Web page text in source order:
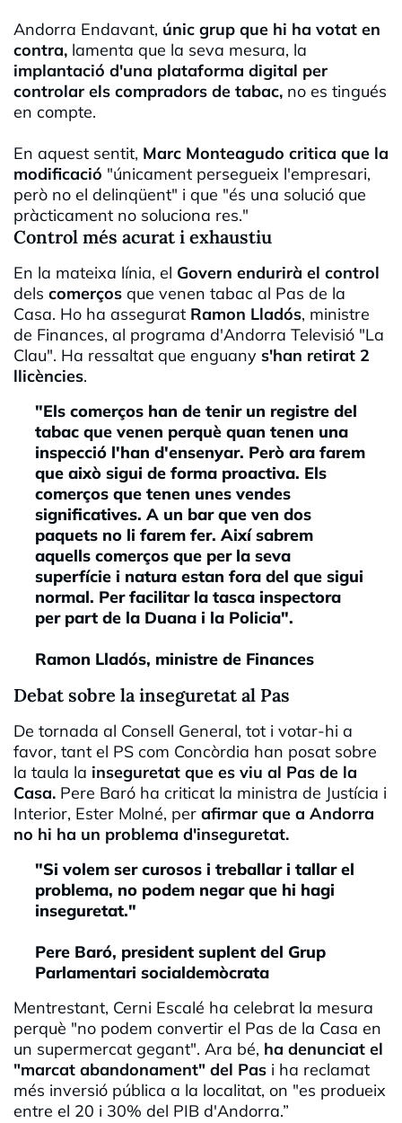
Andorra Endavant, únic grup que hi ha votat en
contra, lamenta que la seva mesura, la
implantació d'una plataforma digital per
controlar els compradors de tabac, no es tingués
en compte.
En aquest sentit, Marc Monteagudo critica que la
modificació "únicament persegueix l'empresari,
però no el delinqüent" i que "és una solució que
pràcticament no soluciona res."
Control més acurat i exhaustiu
En la mateixa línia, el Govern endurirà el control
dels comerços que venen tabac al Pas de la
Casa. Ho ha assegurat Ramon Lladós, ministre
de Finances, al programa d'Andorra Televisió "La
Clau". Ha ressaltat que enguany s'han retirat 2
llicències.
"Els comerços han de tenir un registre del
tabac que venen perquè quan tenen una
inspecció l'han d'ensenyar. Però ara farem
que això sigui de forma proactiva. Els
comerços que tenen unes vendes
significatives. A un bar que ven dos
paquets no li farem fer. Així sabrem
aquells comerços que per la seva
superfície i natura estan fora del que sigui
normal. Per facilitar la tasca inspectora
per part de la Duana i la Policia".
Ramon Lladós, ministre de Finances
Debat sobre la inseguretat al Pas
De tornada al Consell General, tot i votar-hi a
favor, tant el PS com Concòrdia han posat sobre
la taula la inseguretat que es viu al Pas de la
Casa. Pere Baró ha criticat la ministra de Justícia i
Interior, Ester Molné, per afirmar que a Andorra
no hi ha un problema d'inseguretat.
"Si volem ser curosos i treballar i tallar el
problema, no podem negar que hi hagi
inseguretat."
Pere Baró, president suplent del Grup
Parlamentari socialdemòcrata
Mentrestant, Cerni Escalé ha celebrat la mesura
perquè "no podem convertir el Pas de la Casa en
un supermercat gegant". Ara bé, ha denunciat el
"marcat abandonament" del Pas i ha reclamat
més inversió pública a la localitat, on "es produeix
entre el 20 i 30% del PIB d'Andorra.”